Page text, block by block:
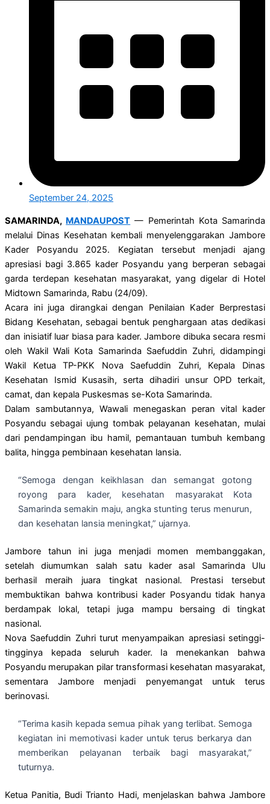
September 24, 2025
SAMARINDA, MANDAUPOST — Pemerintah Kota Samarinda
melalui Dinas Kesehatan kembali menyelenggarakan Jambore
Kader Posyandu 2025. Kegiatan tersebut menjadi ajang
apresiasi bagi 3.865 kader Posyandu yang berperan sebagai
garda terdepan kesehatan masyarakat, yang digelar di Hotel
Midtown Samarinda, Rabu (24/09).
Acara ini juga dirangkai dengan Penilaian Kader Berprestasi
Bidang Kesehatan, sebagai bentuk penghargaan atas dedikasi
dan inisiatif luar biasa para kader. Jambore dibuka secara resmi
oleh Wakil Wali Kota Samarinda Saefuddin Zuhri, didampingi
Wakil Ketua TP-PKK Nova Saefuddin Zuhri, Kepala Dinas
Kesehatan Ismid Kusasih, serta dihadiri unsur OPD terkait,
camat, dan kepala Puskesmas se-Kota Samarinda.
Dalam sambutannya, Wawali menegaskan peran vital kader
Posyandu sebagai ujung tombak pelayanan kesehatan, mulai
dari pendampingan ibu hamil, pemantauan tumbuh kembang
balita, hingga pembinaan kesehatan lansia.
“Semoga dengan keikhlasan dan semangat gotong
royong para kader, kesehatan masyarakat Kota
Samarinda semakin maju, angka stunting terus menurun,
dan kesehatan lansia meningkat,” ujarnya.
Jambore tahun ini juga menjadi momen membanggakan,
setelah diumumkan salah satu kader asal Samarinda Ulu
berhasil meraih juara tingkat nasional. Prestasi tersebut
membuktikan bahwa kontribusi kader Posyandu tidak hanya
berdampak lokal, tetapi juga mampu bersaing di tingkat
nasional.
Nova Saefuddin Zuhri turut menyampaikan apresiasi setinggi-
tingginya kepada seluruh kader. Ia menekankan bahwa
Posyandu merupakan pilar transformasi kesehatan masyarakat,
sementara Jambore menjadi penyemangat untuk terus
berinovasi.
“Terima kasih kepada semua pihak yang terlibat. Semoga
kegiatan ini memotivasi kader untuk terus berkarya dan
memberikan pelayanan terbaik bagi masyarakat,”
tuturnya.
Ketua Panitia, Budi Trianto Hadi, menjelaskan bahwa Jambore